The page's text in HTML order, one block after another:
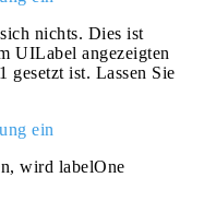
nichts. Dies ist
UILabel angezeigten
gesetzt ist. Lassen Sie
wird labelOne